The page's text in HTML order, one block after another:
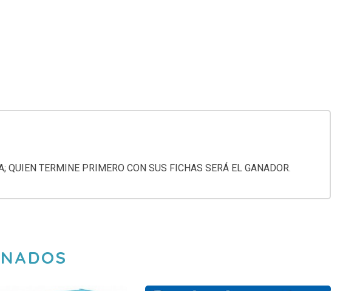
TERMINE PRIMERO CON SUS FICHAS SERÁ EL GANADOR.